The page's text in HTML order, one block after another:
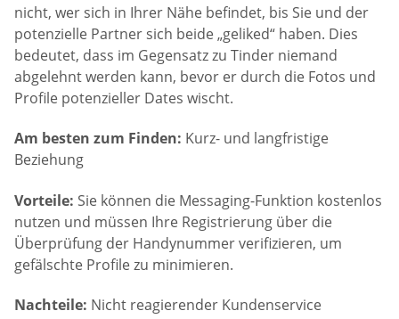
nicht, wer sich in Ihrer Nähe befindet, bis Sie und der
potenzielle Partner sich beide „geliked“ haben. Dies
bedeutet, dass im Gegensatz zu Tinder niemand
abgelehnt werden kann, bevor er durch die Fotos und
Profile potenzieller Dates wischt.
Am besten zum Finden: Kurz- und langfristige
Beziehung
Vorteile: Sie können die Messaging-Funktion kostenlos
nutzen und müssen Ihre Registrierung über die
Überprüfung der Handynummer verifizieren, um
gefälschte Profile zu minimieren.
Nachteile: Nicht reagierender Kundenservice